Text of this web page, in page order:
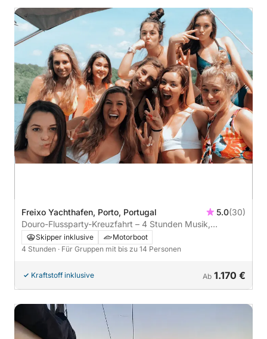
Freixo Yachthafen, Porto, Portugal 5.0(30)
Douro-Flussparty-Kreuzfahrt – 4 Stunden Musik,
Aussicht und gute Stimmung
Skipper inklusive
Motorboot
4 Stunden · Für Gruppen mit bis zu 14 Personen
Kraftstoff inklusive Ab 1.170 €